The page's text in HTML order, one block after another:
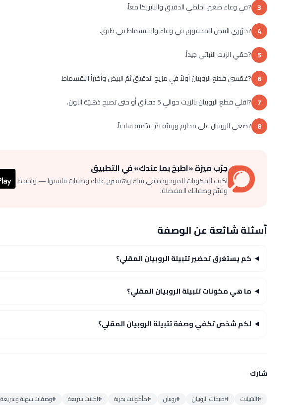
3 ?في وعاء صغير، اخلطي الدقيق والبابريكا معاً.
4 ?جهّزي البيض المخفوق في وعاء والبقسماط في طبق.
5 ?حمّي الزيت النباتي جيداً.
6 ?غمّسي قطع الروبيان أولاً في مزيج الدقيق ثمّ البيض وأخيراً البقسماط.
7 ?اقلي قطع الروبيان بالزيت حوالي 5 دقائق أو حتى تصبح ذهبيّة اللون.
8 ?ضعي الروبيان على محارم ورقيّة ثمّ قدّميه ساخناً.
جرّب ميزة «اطبخ بما عندك» في التطبيق
اكتب المكونات الموجودة في بيتك وهنقترح عليك وصفات تناسبها — واحفظ
وقيّم وصفاتك المفضلة.
أسئلة شائعة عن الوصفة
كم يستغرق تحضير تتبيلة الروبيان المقلي؟
ما هي مكونات تتبيلة الروبيان المقلي؟
لكم شخص تكفي وصفة تتبيلة الروبيان المقلي؟
شارك
#التتبيلات #طبخات الروبيان #روبيان #مأكولات بحرية #اكلات سريعة #وصفات سهلة وسريعة